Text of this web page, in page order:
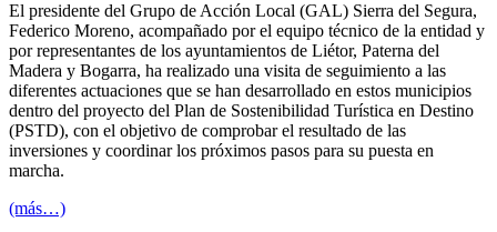
El presidente del Grupo de Acción Local (GAL) Sierra del Segura,
Federico Moreno, acompañado por el equipo técnico de la entidad y
por representantes de los ayuntamientos de Liétor, Paterna del
Madera y Bogarra, ha realizado una visita de seguimiento a las
diferentes actuaciones que se han desarrollado en estos municipios
dentro del proyecto del Plan de Sostenibilidad Turística en Destino
(PSTD), con el objetivo de comprobar el resultado de las
inversiones y coordinar los próximos pasos para su puesta en
marcha.
(más…)